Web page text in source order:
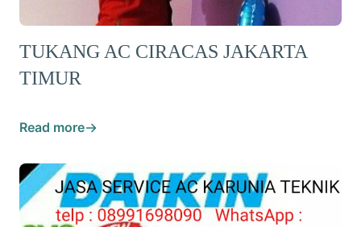
TUKANG AC CIRACAS JAKARTA
TIMUR
Read more